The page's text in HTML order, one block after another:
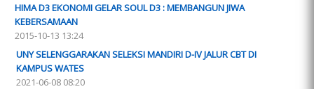
HIMA D3 EKONOMI GELAR SOUL D3 : MEMBANGUN JIWA
KEBERSAMAAN
2015-10-13 13:24
UNY SELENGGARAKAN SELEKSI MANDIRI D-IV JALUR CBT DI
KAMPUS WATES
2021-06-08 08:20